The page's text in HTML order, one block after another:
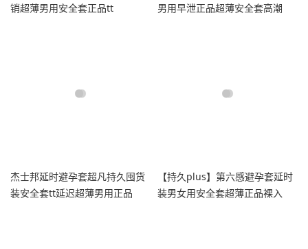
销超薄男用安全套正品tt 男用早泄正品超薄安全套高潮
杰士邦延时避孕套超凡持久囤货
装安全套tt延迟超薄男用正品
【持久plus】第六感避孕套延时
装男女用安全套超薄正品裸入